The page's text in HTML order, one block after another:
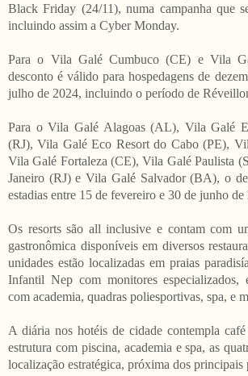
Black Friday (24/11), numa campanha que
incluindo assim a Cyber Monday.
Para o Vila Galé Cumbuco (CE) e Vila
desconto é válido para hospedagens de
julho de 2024, incluindo o período de
Para o Vila Galé Alagoas (AL), Vila Galé
(RJ), Vila Galé Eco Resort do Cabo (PE),
Vila Galé Fortaleza (CE), Vila Galé Paulista
Janeiro (RJ) e Vila Galé Salvador (BA), o
estadias entre 15 de fevereiro e 30 de junho de
Os resorts são all inclusive e contam com
gastronômica disponíveis em diversos
unidades estão localizadas em praias
Infantil Nep com monitores especializados,
com academia, quadras poliesportivas, spa, e
A diária nos hotéis de cidade contempla
estrutura com piscina, academia e spa, as
localização estratégica, próxima dos principais